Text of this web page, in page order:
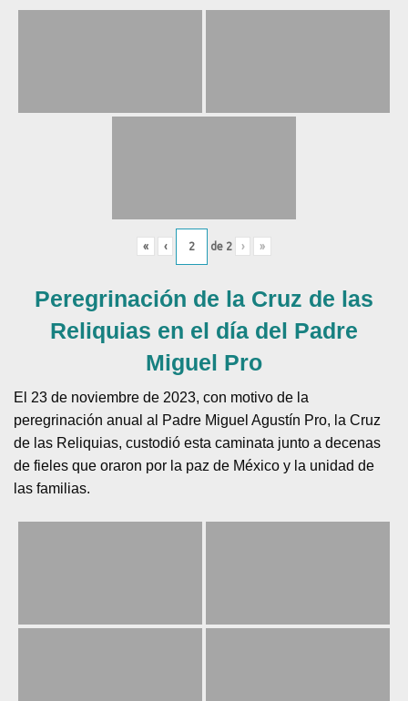
« ‹ de 2 › »
Peregrinación de la Cruz de las
Reliquias en el día del Padre
Miguel Pro
El 23 de noviembre de 2023, con motivo de la
peregrinación anual al Padre Miguel Agustín Pro, la Cruz
de las Reliquias, custodió esta caminata junto a decenas
de fieles que oraron por la paz de México y la unidad de
las familias.